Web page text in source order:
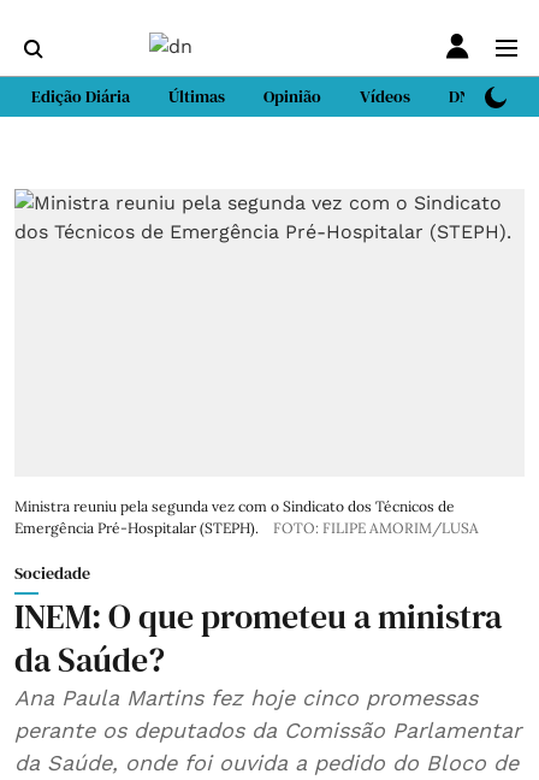
Edição Diária Últimas Opinião Vídeos DN Sport
Ministra reuniu pela segunda vez com o Sindicato dos Técnicos de
Emergência Pré-Hospitalar (STEPH).
FOTO: FILIPE AMORIM/LUSA
Sociedade
INEM: O que prometeu a ministra
da Saúde?
Ana Paula Martins fez hoje cinco promessas
perante os deputados da Comissão Parlamentar
da Saúde, onde foi ouvida a pedido do Bloco de